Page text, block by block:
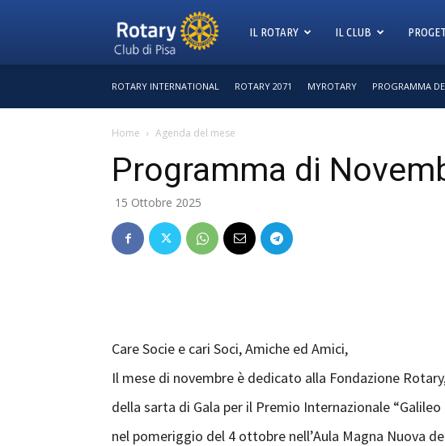
Rotary
Pisa
IL ROTARY IL CLUB
ROTARY INTERNATIONAL ROTARY 2071 MYROTARY PROGRAMMA
Home Agenda del mese
Programma di
15 Ottobre 2025
Care Socie e cari Soci, Amiche ed Amici,
Il mese di novembre è dedicato alla Fondazione
della sarta di Gala per il Premio Internazionale
nel pomeriggio del 4 ottobre nell’Aula Magna Nuova